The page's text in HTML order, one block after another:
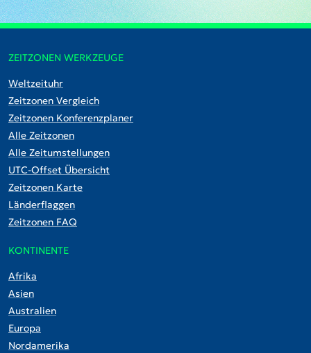
ZEITZONEN WERKZEUGE
Weltzeituhr
Zeitzonen Vergleich
Zeitzonen Konferenzplaner
Alle Zeitzonen
Alle Zeitumstellungen
UTC-Offset Übersicht
Zeitzonen Karte
Länderflaggen
Zeitzonen FAQ
KONTINENTE
Afrika
Asien
Australien
Europa
Nordamerika